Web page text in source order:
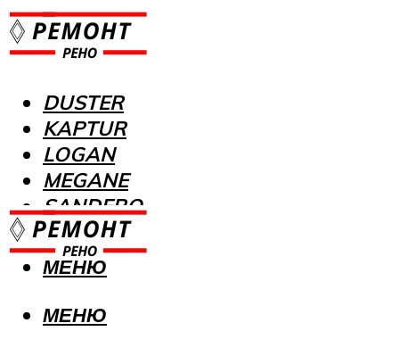
DUSTER
KAPTUR
LOGAN
MEGANE
SANDERO
МЕНЮ
МЕНЮ